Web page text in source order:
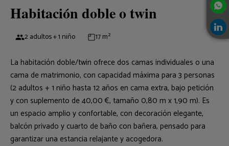
Habitación doble o twin
2 adultos + 1 niño 17 m²
La habitación doble/twin ofrece dos camas individuales o una
cama de matrimonio, con capacidad máxima para 3 personas
(2 adultos + 1 niño hasta 12 años en cama extra, bajo petición
y con suplemento de 40,00 €, tamaño 0,80 m x 1,90 m). Es
un espacio amplio y confortable, con decoración elegante,
balcón privado y cuarto de baño con bañera, pensado para
garantizar una estancia relajante y acogedora.